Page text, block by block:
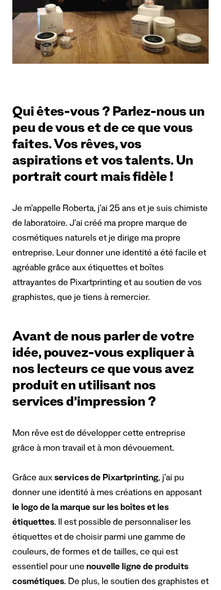
Qui êtes-vous ? Parlez-nous un
peu de vous et de ce que vous
faites. Vos rêves, vos
aspirations et vos talents. Un
portrait court mais fidèle !
Je m’appelle Roberta, j’ai 25 ans et je suis chimiste
de laboratoire. J’ai créé ma propre marque de
cosmétiques naturels et je dirige ma propre
entreprise. Leur donner une identité a été facile et
agréable grâce aux étiquettes et boîtes
attrayantes de Pixartprinting et au soutien de vos
graphistes, que je tiens à remercier.
Avant de nous parler de votre
idée, pouvez-vous expliquer à
nos lecteurs ce que vous avez
produit en utilisant nos
services d’impression ?
Mon rêve est de développer cette entreprise
grâce à mon travail et à mon dévouement.
Grâce aux services de Pixartprinting, j’ai pu
donner une identité à mes créations en apposant
le logo de la marque sur les boîtes et les
étiquettes. Il est possible de personnaliser les
étiquettes et de choisir parmi une gamme de
couleurs, de formes et de tailles, ce qui est
essentiel pour une nouvelle ligne de produits
cosmétiques. De plus, le soutien des graphistes et